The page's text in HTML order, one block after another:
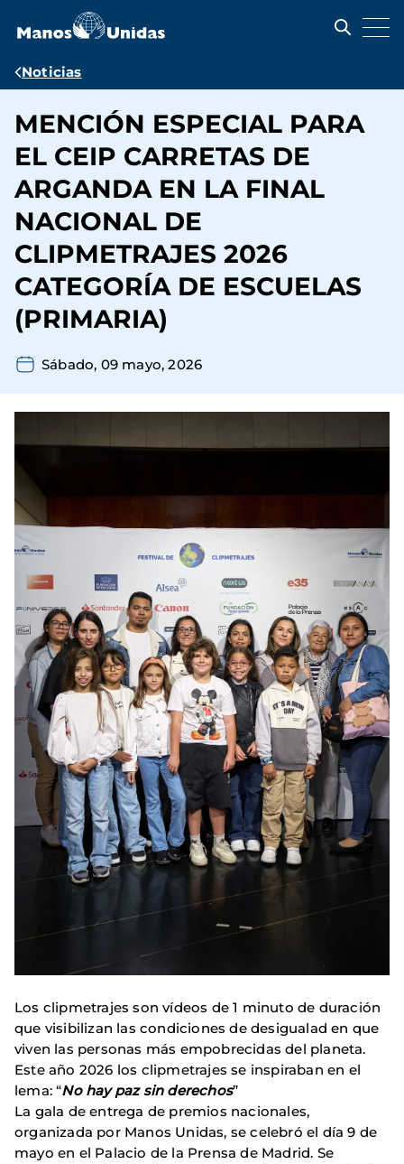
contenido
Ruta
navegación
Noticias
MENCIÓN ESPECIAL PARA
EL CEIP CARRETAS DE
ARGANDA EN LA FINAL
NACIONAL DE
CLIPMETRAJES 2026
CATEGORÍA DE ESCUELAS
(PRIMARIA)
Sábado, 09 mayo, 2026
Los clipmetrajes son vídeos de 1 minuto de duración
que visibilizan las condiciones de desigualad en que
viven las personas más empobrecidas del planeta.
Este año 2026 los clipmetrajes se inspiraban en el
lema: “No hay paz sin derechos”
La gala de entrega de premios nacionales,
organizada por Manos Unidas, se celebró el día 9 de
mayo en el Palacio de la Prensa de Madrid. Se